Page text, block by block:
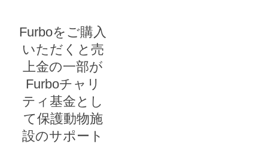
Furboをご購入
いただくと売
上金の一部が
Furboチャリ
ティ基金とし
て保護動物施
設のサポート